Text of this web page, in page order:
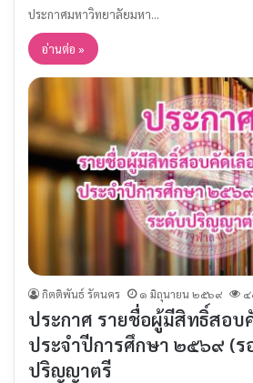
ประกาศมหาวิทยาลัยมหา…
อ่านต่อ »
กิตติพันธ์ รัตนคร ๑ มิถุนายน ๒๕๖๙
ประกาศ รายชื่อผู้มีสิทธิ์สอบ
ประจำปีการศึกษา ๒๕๖๙ (
ปริญญาตรี